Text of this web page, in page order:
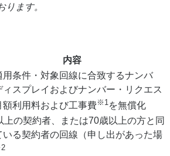
ります。
内容
用条件・対象回線に合致するナンバ
ィスプレイおよびナンバー・リクエス
額利用料および工事費※1 を無償化
上の契約者、または70歳以上の方と同
いる契約者の回線（申し出があった場